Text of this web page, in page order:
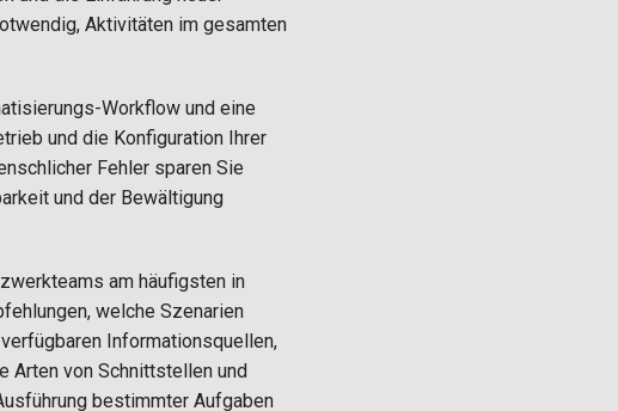
Aktivitäten im gesamten
Workflow und eine
und die Konfiguration Ihrer
Fehler sparen Sie
und der Bewältigung
am häufigsten in
welche Szenarien
Informationsquellen,
Arten von Schnittstellen und
bestimmter Aufgaben